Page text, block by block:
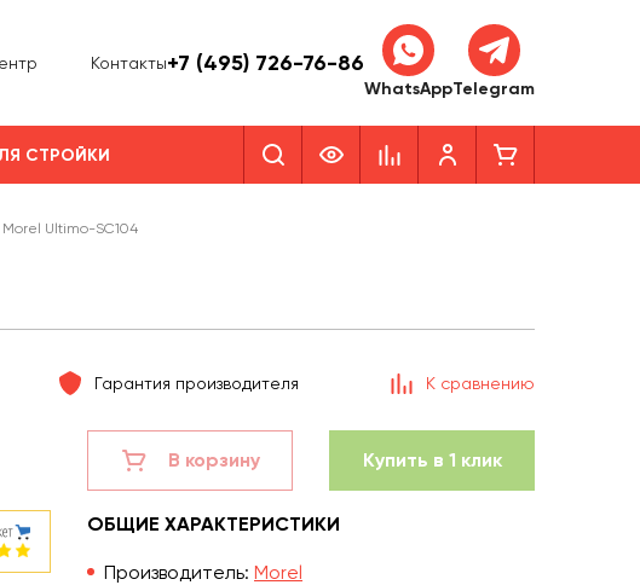
Контакты+7 (495) 726-76-86
WhatsAppTelegram
СТРОЙКИ
Ultimo-SC104
Гарантия производителя К сравнению
В корзину Купить в 1 клик
ОБЩИЕ ХАРАКТЕРИСТИКИ
Производитель: Morel